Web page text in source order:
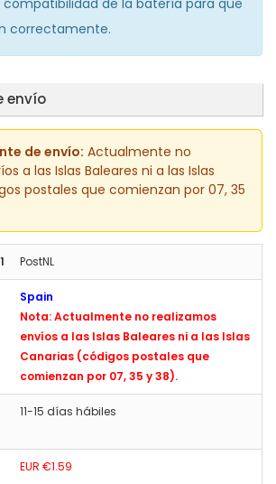
compatibilidad de la batería para que
correctamente.
envío
de envío: Actualmente no
a las Islas Baleares ni a las Islas
postales que comienzan por 07, 35
PostNL
Spain
Nota: Actualmente no realizamos
envíos a las Islas Baleares ni a las Islas
Canarias (códigos postales que
comienzan por 07, 35 y 38).
11-15 días hábiles
EUR €1.59